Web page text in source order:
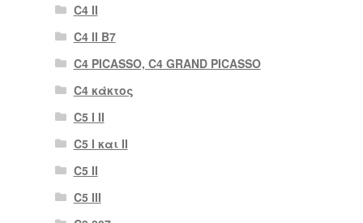
C4 II
C4 II B7
C4 PICASSO, C4 GRAND PICASSO
C4 κάκτος
C5 I II
C5 I και II
C5 II
C5 III